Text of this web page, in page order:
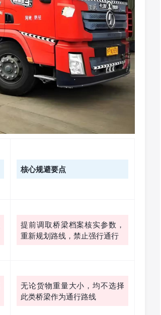
核心规避要点
提前调取桥梁档案核实参数，
重新规划路线，禁止强行通行
无论货物重量大小，均不选择
此类桥梁作为通行路线